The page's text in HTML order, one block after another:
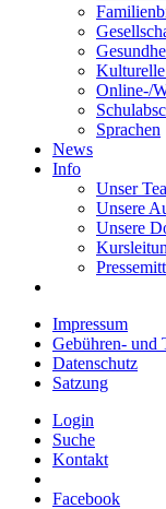
Online-/
Sprachen
News
Info
Unser
Unsere
Unsere
Impressum
Gebühren- und
Datenschutz
Satzung
Login
Suche
Kontakt
Facebook